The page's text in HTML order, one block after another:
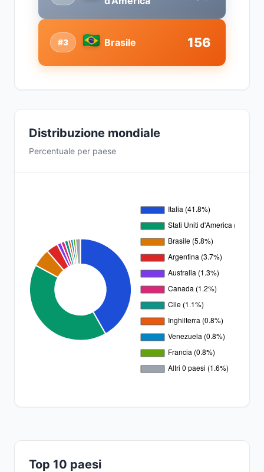
#3 Brasile 156
Distribuzione mondiale
Percentuale per paese
Top 10 paesi